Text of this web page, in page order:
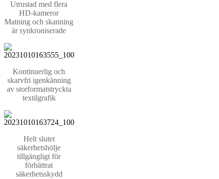
Utrustad med flera
HD-kameror
Matning och skanning
är synkroniserade
Kontinuerlig och
skarvfri igenkänning
av storformatstryckta
textilgrafik
Helt slutet
säkerhetshölje
tillgängligt för
förbättrat
säkerhetsskydd